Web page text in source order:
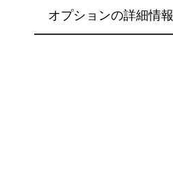
オプションの詳細情報